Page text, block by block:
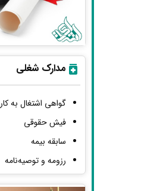
مدارک شغلی
گواهی اشتغال به کار
فیش حقوقی
سابقه بیمه
رزومه و توصیه‌نامه